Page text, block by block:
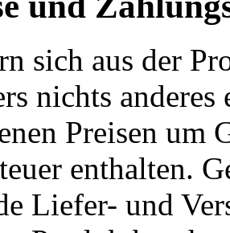
sich aus der
nichts
Preisen um
enthalten.
Liefer- und